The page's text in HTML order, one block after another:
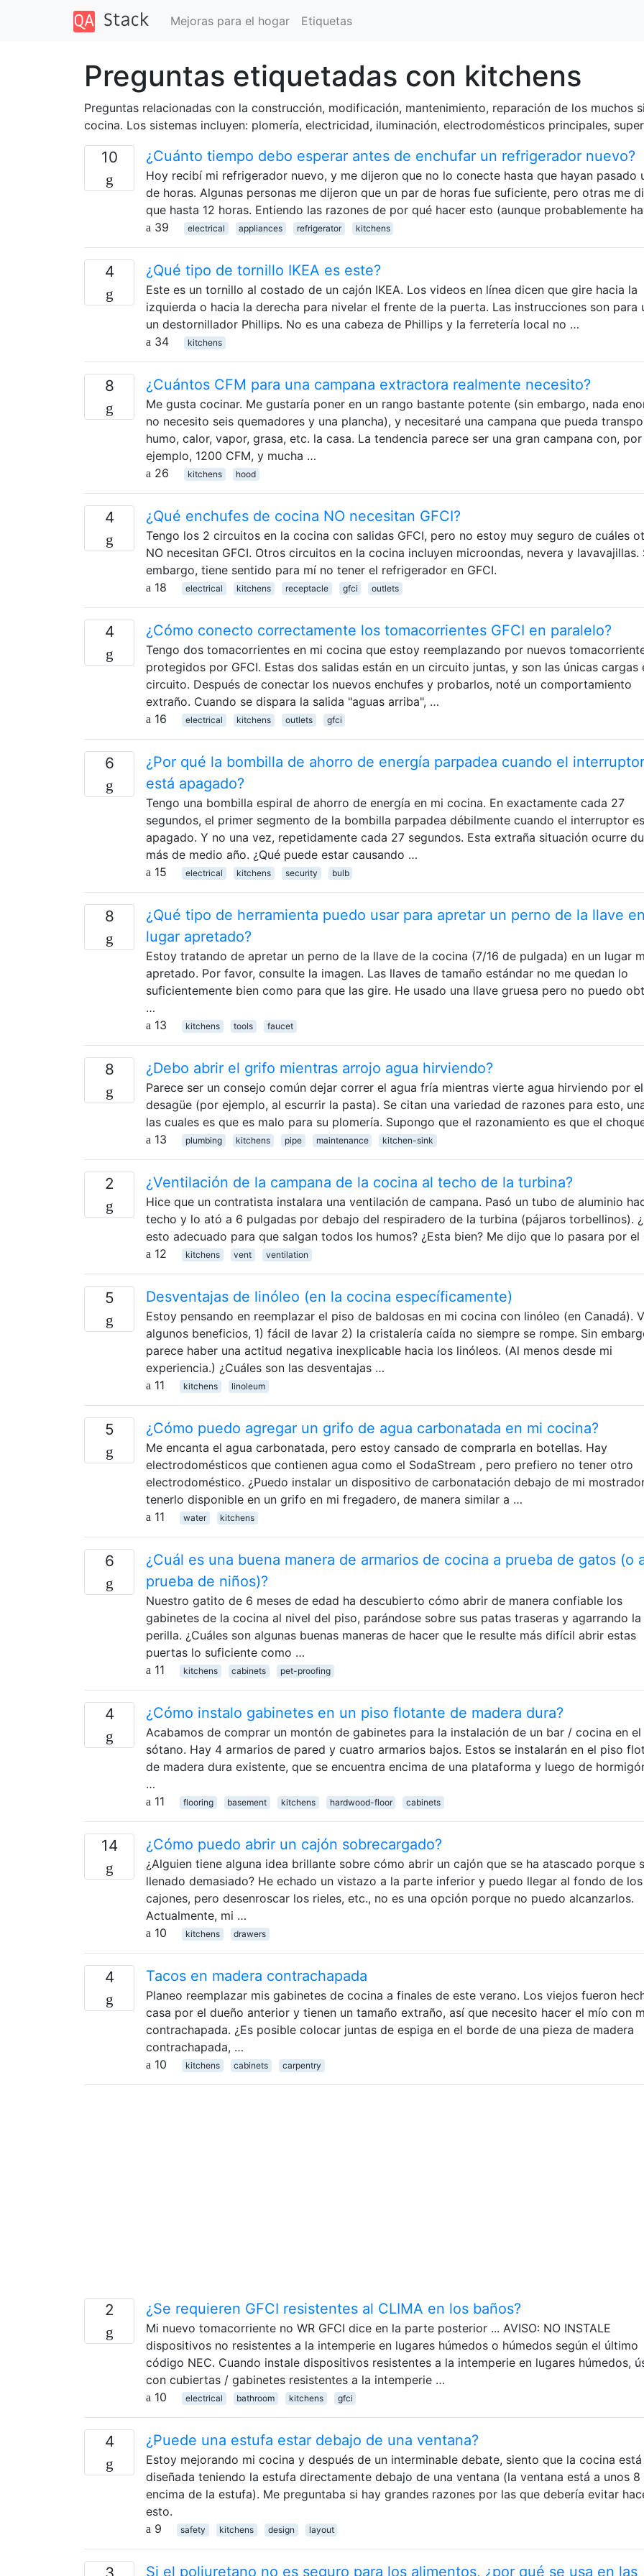
Mejoras para el hogar Etiquetas
Preguntas etiquetadas con kitchens
Preguntas relacionadas con la construcción, modificación, mantenimiento, reparación de los muchos
cocina. Los sistemas incluyen: plomería, electricidad, iluminación, electrodomésticos principales,
10 ¿Cuánto tiempo debo esperar antes de enchufar un refrigerador nuevo?
Hoy recibí mi refrigerador nuevo, y me dijeron que no lo conecte hasta que hayan pasado
de horas. Algunas personas me dijeron que un par de horas fue suficiente, pero otras me
que hasta 12 horas. Entiendo las razones de por qué hacer esto (aunque probablemente
39
electrical appliances refrigerator kitchens
4 ¿Qué tipo de tornillo IKEA es este?
Este es un tornillo al costado de un cajón IKEA. Los videos en línea dicen que gire hacia la
izquierda o hacia la derecha para nivelar el frente de la puerta. Las instrucciones son para
un destornillador Phillips. No es una cabeza de Phillips y la ferretería local no …
34
kitchens
8 ¿Cuántos CFM para una campana extractora realmente necesito?
Me gusta cocinar. Me gustaría poner en un rango bastante potente (sin embargo, nada
no necesito seis quemadores y una plancha), y necesitaré una campana que pueda
humo, calor, vapor, grasa, etc. la casa. La tendencia parece ser una gran campana con, por
ejemplo, 1200 CFM, y mucha …
26
kitchens hood
4 ¿Qué enchufes de cocina NO necesitan GFCI?
Tengo los 2 circuitos en la cocina con salidas GFCI, pero no estoy muy seguro de cuáles
NO necesitan GFCI. Otros circuitos en la cocina incluyen microondas, nevera y lavavajillas.
embargo, tiene sentido para mí no tener el refrigerador en GFCI.
18
electrical kitchens receptacle gfci outlets
4 ¿Cómo conecto correctamente los tomacorrientes GFCI en paralelo?
Tengo dos tomacorrientes en mi cocina que estoy reemplazando por nuevos
protegidos por GFCI. Estas dos salidas están en un circuito juntas, y son las únicas cargas
circuito. Después de conectar los nuevos enchufes y probarlos, noté un comportamiento
extraño. Cuando se dispara la salida "aguas arriba", …
16
electrical kitchens outlets gfci
6
¿Por qué la bombilla de ahorro de energía parpadea cuando el interruptor
está apagado?
Tengo una bombilla espiral de ahorro de energía en mi cocina. En exactamente cada 27
segundos, el primer segmento de la bombilla parpadea débilmente cuando el interruptor
apagado. Y no una vez, repetidamente cada 27 segundos. Esta extraña situación ocurre
más de medio año. ¿Qué puede estar causando …
15
electrical kitchens security bulb
8
¿Qué tipo de herramienta puedo usar para apretar un perno de la llave
lugar apretado?
Estoy tratando de apretar un perno de la llave de la cocina (7/16 de pulgada) en un lugar
apretado. Por favor, consulte la imagen. Las llaves de tamaño estándar no me quedan lo
suficientemente bien como para que las gire. He usado una llave gruesa pero no puedo
…
13
kitchens tools faucet
8 ¿Debo abrir el grifo mientras arrojo agua hirviendo?
Parece ser un consejo común dejar correr el agua fría mientras vierte agua hirviendo por el
desagüe (por ejemplo, al escurrir la pasta). Se citan una variedad de razones para esto,
las cuales es que es malo para su plomería. Supongo que el razonamiento es que el
13
plumbing kitchens pipe maintenance kitchen-sink
2 ¿Ventilación de la campana de la cocina al techo de la turbina?
Hice que un contratista instalara una ventilación de campana. Pasó un tubo de aluminio
techo y lo ató a 6 pulgadas por debajo del respiradero de la turbina (pájaros torbellinos).
esto adecuado para que salgan todos los humos? ¿Esta bien? Me dijo que lo pasara por
12
kitchens vent ventilation
5 Desventajas de linóleo (en la cocina específicamente)
Estoy pensando en reemplazar el piso de baldosas en mi cocina con linóleo (en Canadá).
algunos beneficios, 1) fácil de lavar 2) la cristalería caída no siempre se rompe. Sin
parece haber una actitud negativa inexplicable hacia los linóleos. (Al menos desde mi
experiencia.) ¿Cuáles son las desventajas …
11
kitchens linoleum
5 ¿Cómo puedo agregar un grifo de agua carbonatada en mi cocina?
Me encanta el agua carbonatada, pero estoy cansado de comprarla en botellas. Hay
electrodomésticos que contienen agua como el SodaStream , pero prefiero no tener otro
electrodoméstico. ¿Puedo instalar un dispositivo de carbonatación debajo de mi
tenerlo disponible en un grifo en mi fregadero, de manera similar a …
11
water kitchens
6
¿Cuál es una buena manera de armarios de cocina a prueba de gatos (o
prueba de niños)?
Nuestro gatito de 6 meses de edad ha descubierto cómo abrir de manera confiable los
gabinetes de la cocina al nivel del piso, parándose sobre sus patas traseras y agarrando la
perilla. ¿Cuáles son algunas buenas maneras de hacer que le resulte más difícil abrir estas
puertas lo suficiente como …
11
kitchens cabinets pet-proofing
4 ¿Cómo instalo gabinetes en un piso flotante de madera dura?
Acabamos de comprar un montón de gabinetes para la instalación de un bar / cocina en el
sótano. Hay 4 armarios de pared y cuatro armarios bajos. Estos se instalarán en el piso
de madera dura existente, que se encuentra encima de una plataforma y luego de
…
11
flooring basement kitchens hardwood-floor cabinets
14 ¿Cómo puedo abrir un cajón sobrecargado?
¿Alguien tiene alguna idea brillante sobre cómo abrir un cajón que se ha atascado porque
llenado demasiado? He echado un vistazo a la parte inferior y puedo llegar al fondo de los
cajones, pero desenroscar los rieles, etc., no es una opción porque no puedo alcanzarlos.
Actualmente, mi …
10
kitchens drawers
4 Tacos en madera contrachapada
Planeo reemplazar mis gabinetes de cocina a finales de este verano. Los viejos fueron
casa por el dueño anterior y tienen un tamaño extraño, así que necesito hacer el mío con
contrachapada. ¿Es posible colocar juntas de espiga en el borde de una pieza de madera
contrachapada, …
10
kitchens cabinets carpentry
2 ¿Se requieren GFCI resistentes al CLIMA en los baños?
Mi nuevo tomacorriente no WR GFCI dice en la parte posterior ... AVISO: NO INSTALE
dispositivos no resistentes a la intemperie en lugares húmedos o húmedos según el último
código NEC. Cuando instale dispositivos resistentes a la intemperie en lugares húmedos,
con cubiertas / gabinetes resistentes a la intemperie …
10
electrical bathroom kitchens gfci
4 ¿Puede una estufa estar debajo de una ventana?
Estoy mejorando mi cocina y después de un interminable debate, siento que la cocina
diseñada teniendo la estufa directamente debajo de una ventana (la ventana está a unos
encima de la estufa). Me preguntaba si hay grandes razones por las que debería evitar
esto.
9
safety kitchens design layout
Si el poliuretano no es seguro para los alimentos, ¿por qué se usa en las